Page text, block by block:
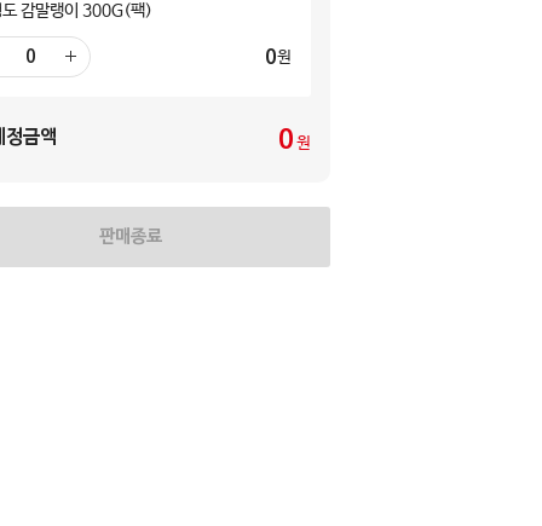
도 감말랭이 300G(팩)
더
하
0원
정금액 0 원
판매종료